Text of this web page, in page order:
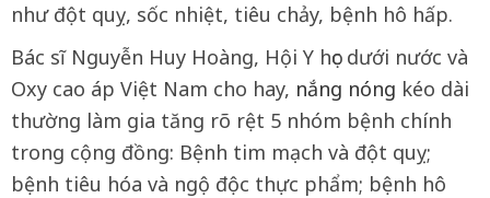
như đột quỵ, sốc nhiệt, tiêu chảy, bệnh hô hấp.
Bác sĩ Nguyễn Huy Hoàng, Hội Y học dưới nước và
Oxy cao áp Việt Nam cho hay, nắng nóng kéo dài
thường làm gia tăng rõ rệt 5 nhóm bệnh chính
trong cộng đồng: Bệnh tim mạch và đột quỵ;
bệnh tiêu hóa và ngộ độc thực phẩm; bệnh hô